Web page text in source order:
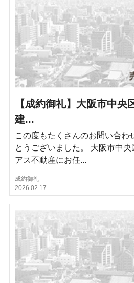
【成約御礼】大阪市中央
建...
この度もたくさんのお問い合わ
とうございました。 大阪市中
アス不動産にお任...
成約御礼
2026.02.17